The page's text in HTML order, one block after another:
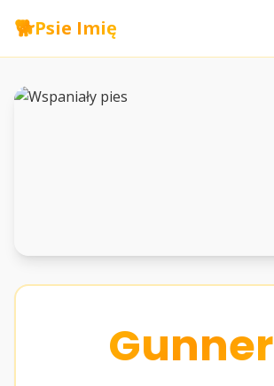
🐕Psie Imię
Gunner